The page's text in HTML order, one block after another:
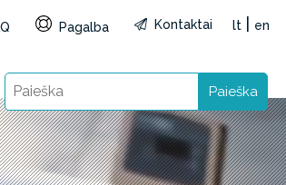
to open stream: HTTP
Pagalba Kontaktai lt en
Paieška